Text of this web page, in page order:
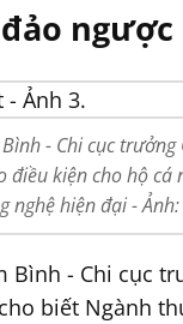
ngược
- Chi cục trưởng
điều kiện cho hộ cá
nghệ hiện đại -
Bình - Chi cục
biết Ngành